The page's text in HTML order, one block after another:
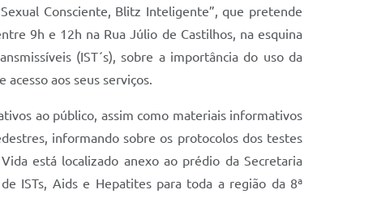
Consciente, Blitz Inteligente”, que pretende
9h e 12h na Rua Júlio de Castilhos, na esquina
(IST´s), sobre a importância do uso da
aos seus serviços.
ao público, assim como materiais informativos
informando sobre os protocolos dos testes
está localizado anexo ao prédio da Secretaria
ISTs, Aids e Hepatites para toda a região da 8ª